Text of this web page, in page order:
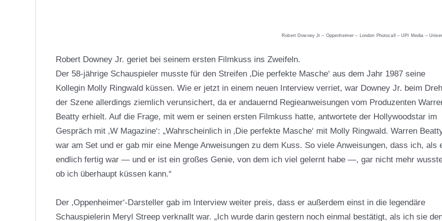
Robert Downey Jr – Oppenheimer – London Photocall – UPI Media –
Robert Downey Jr. geriet bei seinem ersten Filmkuss ins Zweifeln.
Der 58-jährige Schauspieler musste für den Streifen ‚Die perfekte Masche‘ aus dem Jahr 1987 seine
Kollegin Molly Ringwald küssen. Wie er jetzt in einem neuen Interview verriet, war Downey Jr. beim Dreh
der Szene allerdings ziemlich verunsichert, da er andauernd Regieanweisungen vom Produzenten
Beatty erhielt. Auf die Frage, mit wem er seinen ersten Filmkuss hatte, antwortete der Hollywoodstar im
Gespräch mit ‚W Magazine‘: „Wahrscheinlich in ‚Die perfekte Masche‘ mit Molly Ringwald. Warren
war am Set und er gab mir eine Menge Anweisungen zu dem Kuss. So viele Anweisungen, dass ich, als
endlich fertig war — und er ist ein großes Genie, von dem ich viel gelernt habe —, gar nicht mehr
ob ich überhaupt küssen kann.“
Der ‚Oppenheimer‘-Darsteller gab im Interview weiter preis, dass er außerdem einst in die legendäre
Schauspielerin Meryl Streep verknallt war. „Ich wurde darin gestern noch einmal bestätigt, als ich sie